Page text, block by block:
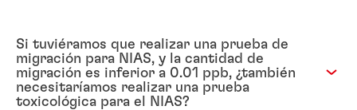
Si tuviéramos que realizar una prueba de
migración para NIAS, y la cantidad de
migración es inferior a 0.01 ppb, ¿también
necesitaríamos realizar una prueba
toxicológica para el NIAS?